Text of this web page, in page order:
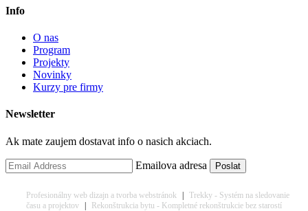
Info
O nas
Program
Projekty
Novinky
Kurzy pre firmy
Newsletter
Ak mate zaujem dostavat info o nasich akciach.
Emailova adresa
Profesionálny web dizajn a tvorba webstránok | Trekky - Systém na sledovanie
času a projektov | Rekonštrukcia bytu - Kompletné rekonštrukcie bez starostí